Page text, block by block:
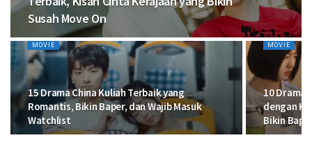
Susah Move On
MOVIE
15 Drama China Kuliah Terbaik yang
Romantis, Bikin Baper, dan Wajib Masuk
Watchlist
MOVIE
10 Drama
dengan
Bikin